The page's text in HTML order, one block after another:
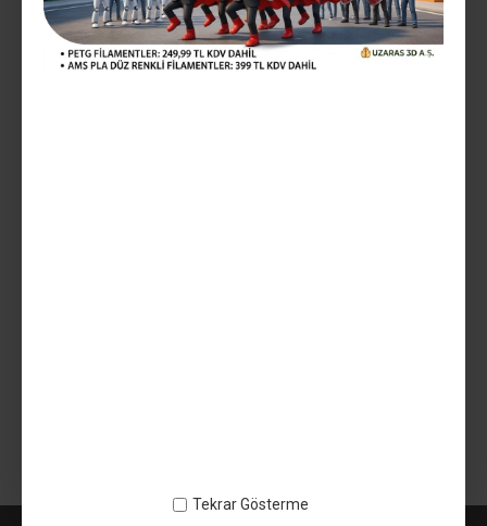
Tekrar Gösterme
STOK: 2-3 gün içinde
MODEL: Minebea-Matsushita Nema 23 Step motor